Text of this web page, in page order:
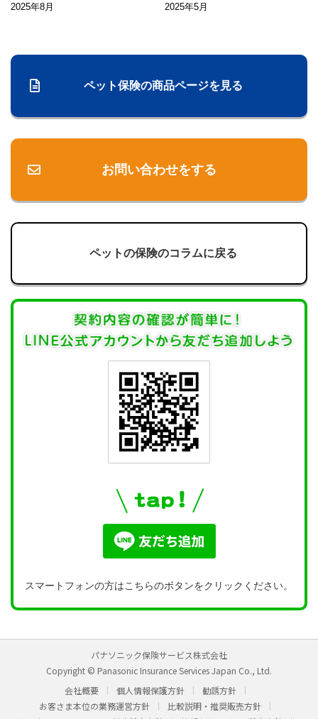
2025年8月
2025年5月
ペット保険の商品ページを見る
お問い合わせをする
ペットの保険のコラムに戻る
スマートフォンの方はこちらのボタンをクリックください。
パナソニック保険サービス株式会社
Copyright © Panasonic Insurance Services Japan Co., Ltd.
会社概要
個人情報保護方針
勧誘方針
お客さま本位の業務運営方針
比較説明・推奨販売方針